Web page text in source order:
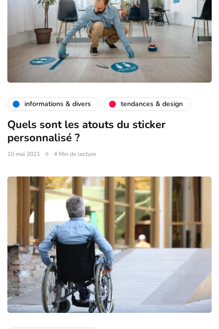
informations & divers tendances & design
Quels sont les atouts du sticker
personnalisé ?
10 mai 2021 4 Min de lecture